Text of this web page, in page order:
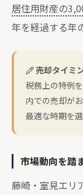
居住用財産の
年を経過する年
売却タイミ
税務上の特例
内での売却が
最適な時期を
市場動向を踏
藤崎・室見エリ